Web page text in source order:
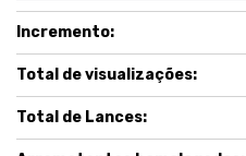
Incremento:
Total de visualizações:
Total de Lances: